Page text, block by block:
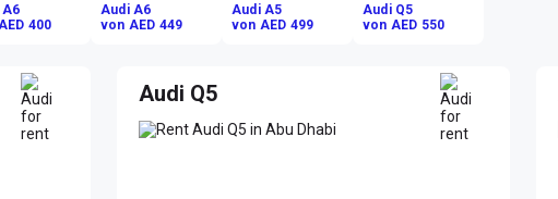
A6
400
Audi A6
von AED 449
Audi A5
von AED 499
Audi Q5
von AED 550
Audi Q5